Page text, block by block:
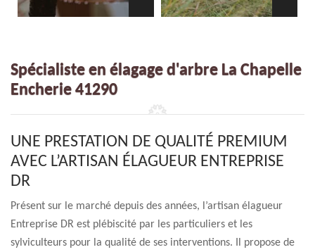
Spécialiste en élagage d'arbre La Chapelle
Encherie 41290
UNE PRESTATION DE QUALITÉ PREMIUM
AVEC L’ARTISAN ÉLAGUEUR ENTREPRISE
DR
Présent sur le marché depuis des années, l’artisan élagueur
Entreprise DR est plébiscité par les particuliers et les
sylviculteurs pour la qualité de ses interventions. Il propose de